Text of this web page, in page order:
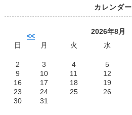
カレンダー
<<
2026年8月
日
月 火 水
2
3 4 5
9
10 11 12
16
17 18 19
23
24 25 26
30
31